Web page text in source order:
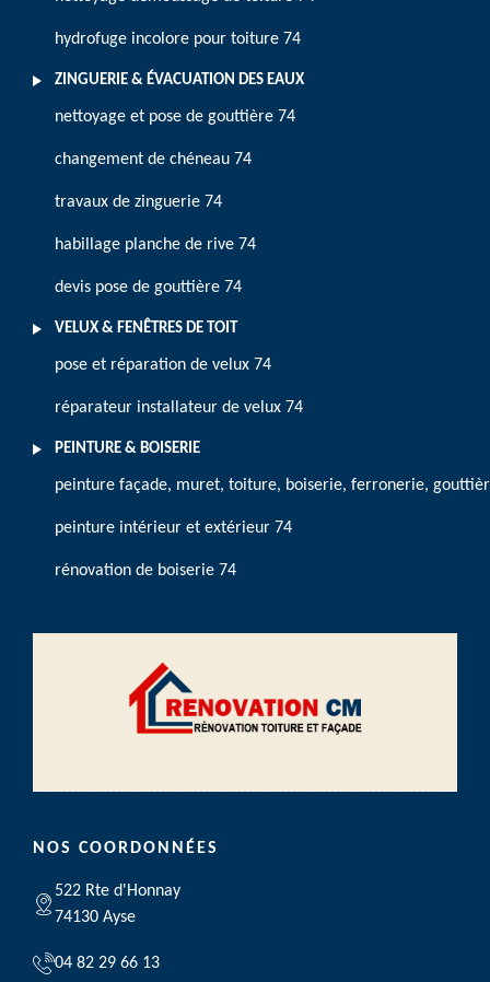
hydrofuge incolore pour toiture 74
ZINGUERIE & ÉVACUATION DES EAUX
nettoyage et pose de gouttière 74
changement de chéneau 74
travaux de zinguerie 74
habillage planche de rive 74
devis pose de gouttière 74
VELUX & FENÊTRES DE TOIT
pose et réparation de velux 74
réparateur installateur de velux 74
PEINTURE & BOISERIE
peinture façade, muret, toiture, boiserie, ferronerie,
peinture intérieur et extérieur 74
rénovation de boiserie 74
NOS COORDONNÉES
522 Rte d'Honnay
74130 Ayse
04 82 29 66 13